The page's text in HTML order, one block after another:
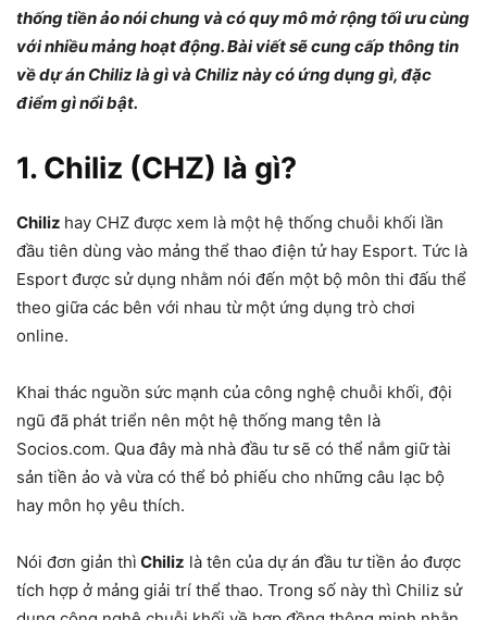
thống tiền ảo nói chung và có quy mô mở rộng tối ưu cùng
với nhiều mảng hoạt động. Bài viết sẽ cung cấp thông tin
về dự án Chiliz là gì và Chiliz này có ứng dụng gì, đặc
điểm gì nổi bật.
1. Chiliz (CHZ) là gì?
Chiliz hay CHZ được xem là một hệ thống chuỗi khối lần
đầu tiên dùng vào mảng thể thao điện tử hay Esport. Tức là
Esport được sử dụng nhằm nói đến một bộ môn thi đấu thể
theo giữa các bên với nhau từ một ứng dụng trò chơi
online.
Khai thác nguồn sức mạnh của công nghệ chuỗi khối, đội
ngũ đã phát triển nên một hệ thống mang tên là
Socios.com. Qua đây mà nhà đầu tư sẽ có thể nắm giữ tài
sản tiền ảo và vừa có thể bỏ phiếu cho những câu lạc bộ
hay môn họ yêu thích.
Nói đơn giản thì Chiliz là tên của dự án đầu tư tiền ảo được
tích hợp ở mảng giải trí thể thao. Trong số này thì Chiliz sử